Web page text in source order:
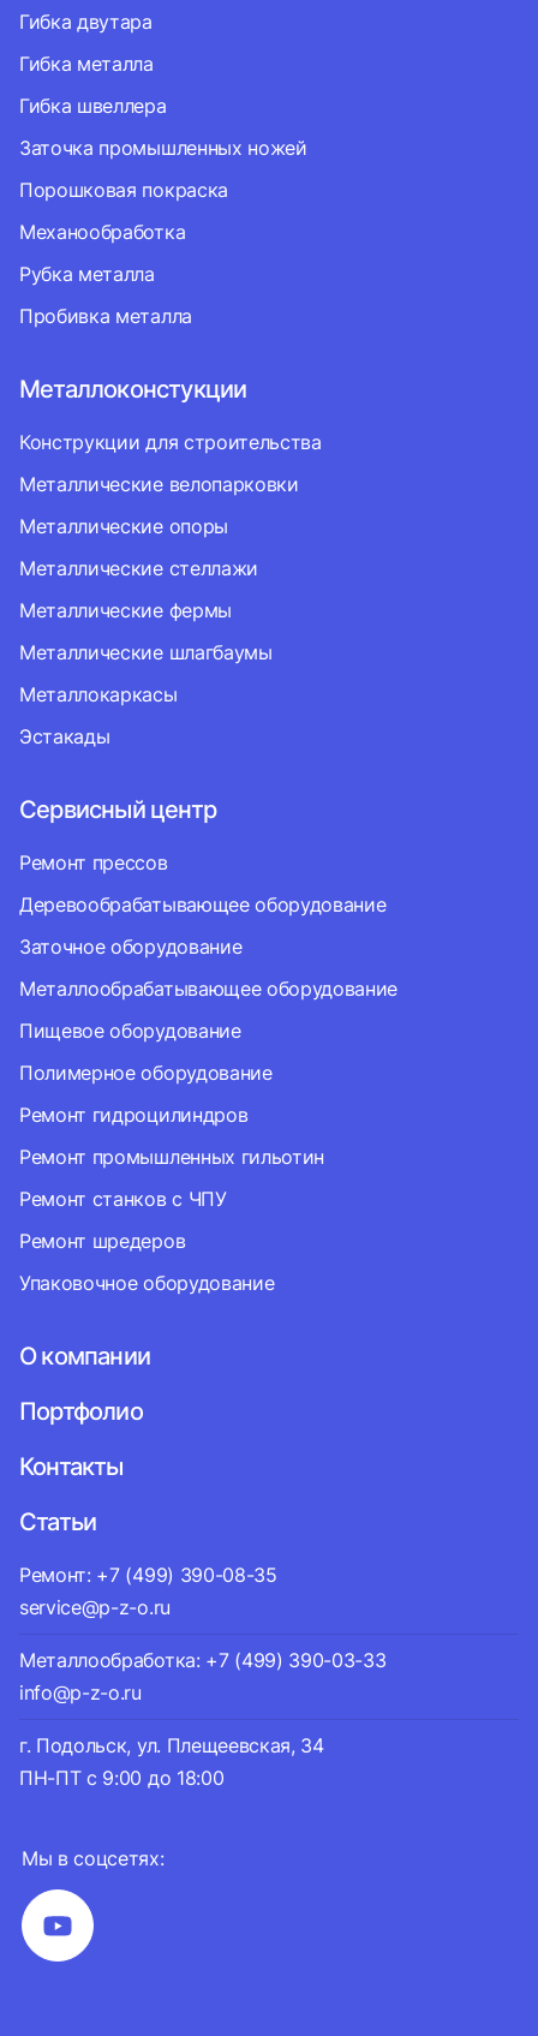
Мы в соцсетях:
Гибка двутара
Гибка металла
Гибка швеллера
Заточка промышленных ножей
Порошковая покраска
Механообработка
Рубка металла
Пробивка металла
Металлоконстукции
Конструкции для строительства
Металлические велопарковки
Металлические опоры
Металлические стеллажи
Металлические фермы
Металлические шлагбаумы
Металлокаркасы
Эстакады
Сервисный центр
Ремонт прессов
Деревообрабатывающее оборудование
Заточное оборудование
Металлообрабатывающее оборудование
Пищевое оборудование
Полимерное оборудование
Ремонт гидроцилиндров
Ремонт промышленных гильотин
Ремонт станков с ЧПУ
Ремонт шредеров
Упаковочное оборудование
О компании
Портфолио
Контакты
Статьи
Ремонт: +7 (499) 390-08-35
service@p-z-o.ru
Металлообработка: +7 (499) 390-03-33
info@p-z-o.ru
г. Подольск, ул. Плещеевская, 34
ПН-ПТ с 9:00 до 18:00